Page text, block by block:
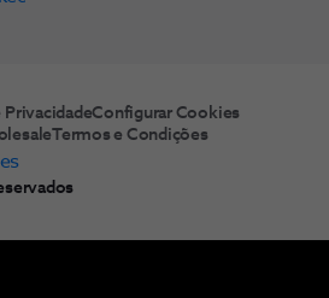
PrivacidadeConfigurar Cookies
Termos e Condições